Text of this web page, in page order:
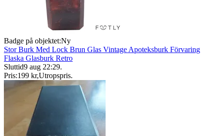
Badge på objektet:Ny
Stor Burk Med Lock Brun Glas Vintage Apoteksburk Förvaring
Flaska Glasburk Retro
Sluttid9 aug 22:29.
Pris:199 kr,Utropspris.